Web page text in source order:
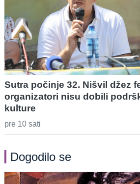
Sutra počinje 32. Nišvil džez
organizatori nisu dobili
kulture
pre 10 sati
Dogodilo se